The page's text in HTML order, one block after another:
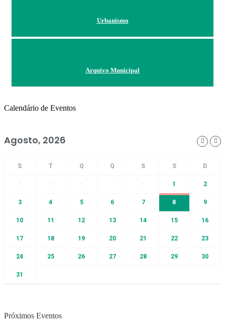
Urbanismo
Arquivo Municipal
Calendário de Eventos
Agosto, 2026
- - - - - 1 2
3 4 5 6 7 8 9
10 11 12 13 14 15 16
17 18 19 20 21 22 23
24 25 26 27 28 29 30
31
Próximos Eventos